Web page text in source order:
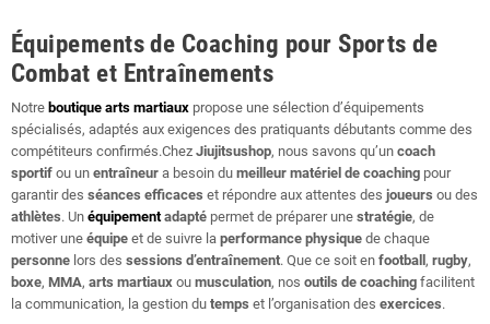
Équipements de Coaching pour Sports de
Combat et Entraînements
Notre boutique arts martiaux propose une sélection d’équipements
spécialisés, adaptés aux exigences des pratiquants débutants comme des
compétiteurs confirmés.Chez Jiujitsushop, nous savons qu’un coach
sportif ou un entraîneur a besoin du meilleur matériel de coaching pour
garantir des séances efficaces et répondre aux attentes des joueurs ou des
athlètes. Un équipement adapté permet de préparer une stratégie, de
motiver une équipe et de suivre la performance physique de chaque
personne lors des sessions d’entraînement. Que ce soit en football , rugby,
boxe, MMA, arts martiaux ou musculation, nos outils de coaching facilitent
la communication, la gestion du temps et l’organisation des exercices.